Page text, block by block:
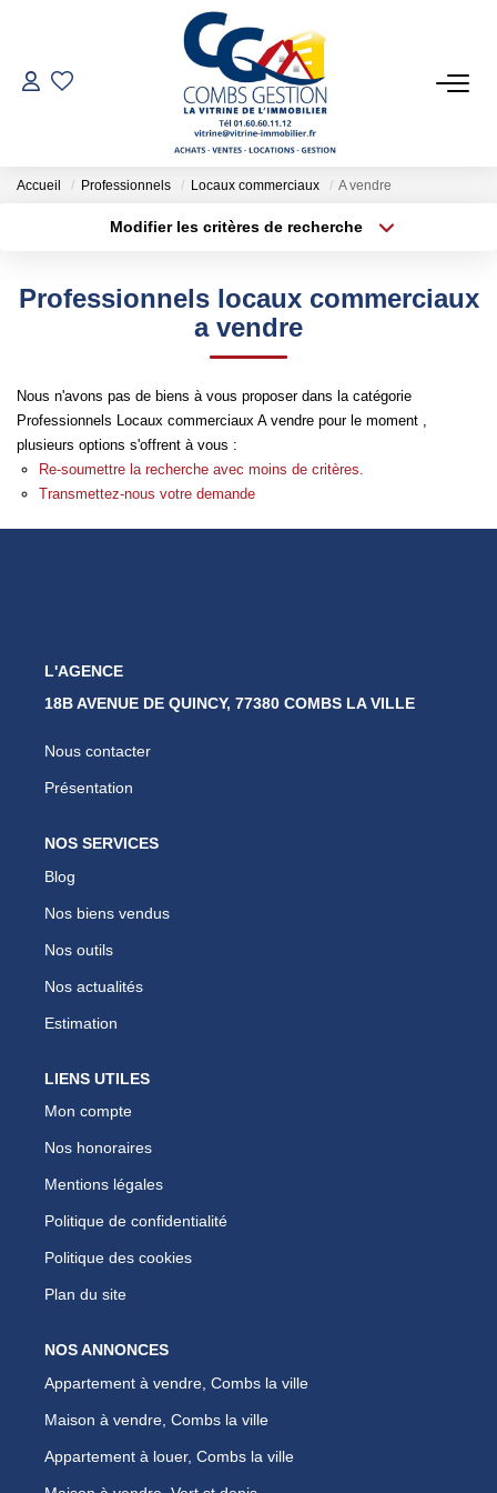
VENTES
LOCATIONS
ESTIMATION
Qui Sommes-Nous
Notre Équipe
Nos Partenaires
Accueil Professionnels Locaux commerciaux A vendre
Modifier les critères de recherche
Type de bien
Surface min
Créer une alerte
Professionnels locaux commerciaux
a vendre
Nous n'avons pas de biens à vous proposer dans la catégorie
Professionnels Locaux commerciaux A vendre pour le moment ,
plusieurs options s'offrent à vous :
Re-soumettre la recherche avec moins de critères.
Transmettez-nous votre demande
L'AGENCE
18B AVENUE DE QUINCY, 77380 COMBS LA VILLE
Nous contacter
Présentation
NOS SERVICES
Blog
Nos biens vendus
Nos outils
Nos actualités
Estimation
LIENS UTILES
Mon compte
Nos honoraires
Mentions légales
Politique de confidentialité
Politique des cookies
Plan du site
NOS ANNONCES
Appartement à vendre, Combs la ville
Maison à vendre, Combs la ville
Appartement à louer, Combs la ville